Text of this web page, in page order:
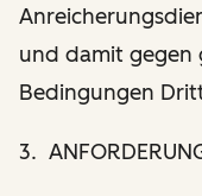
und damit gegen
Bedingungen
3.